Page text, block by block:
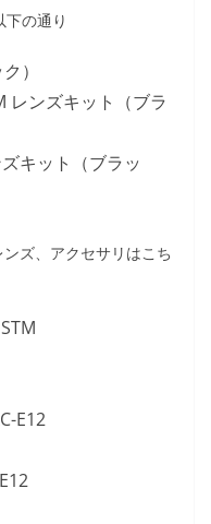
の通り
）
レンズキット（ブラ
キット（ブラッ
ズ、アクセサリはこち
E12